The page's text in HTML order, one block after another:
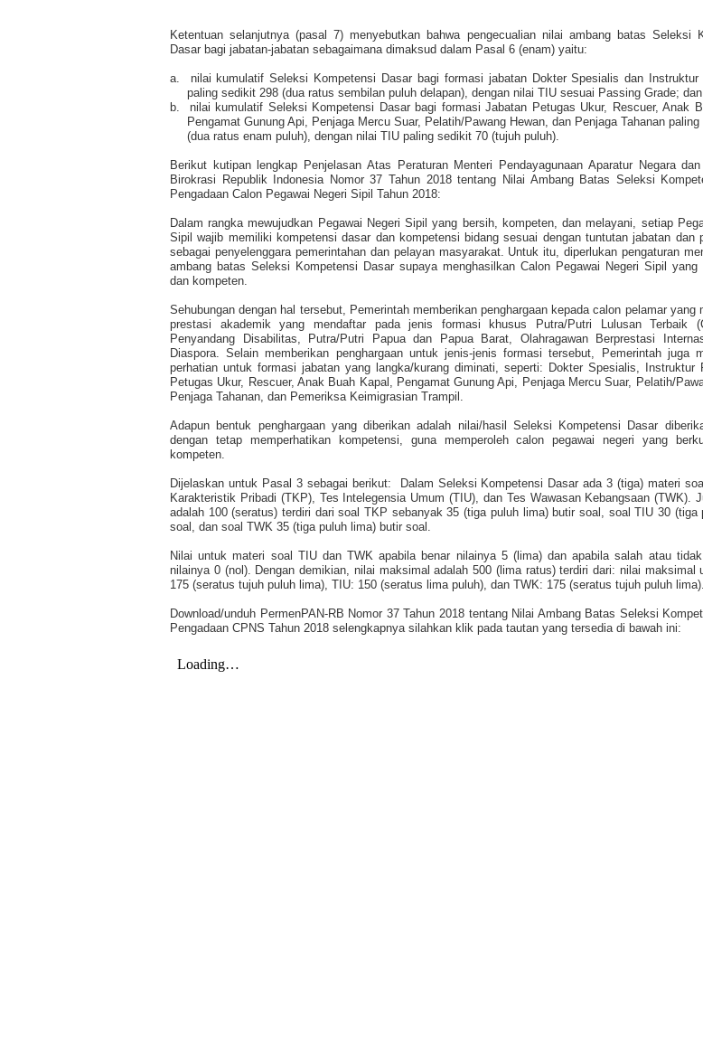
Ketentuan selanjutnya (pasal 7) menyebutkan bahwa pengecualian nilai ambang batas Seleksi
Dasar bagi jabatan-jabatan sebagaimana dimaksud dalam Pasal 6 (enam) yaitu:
a.
nilai kumulatif Seleksi Kompetensi Dasar bagi formasi jabatan Dokter Spesialis dan Instruktur
paling sedikit 298 (dua ratus sembilan puluh delapan), dengan nilai TIU sesuai Passing Grade; dan
b.
nilai kumulatif Seleksi Kompetensi Dasar bagi formasi Jabatan Petugas Ukur, Rescuer, Anak
Pengamat Gunung Api, Penjaga Mercu Suar, Pelatih/Pawang Hewan, dan Penjaga Tahanan
(dua ratus enam puluh), dengan nilai TIU paling sedikit 70 (tujuh puluh).
Berikut kutipan lengkap Penjelasan Atas Peraturan Menteri Pendayagunaan Aparatur Negara
Birokrasi Republik Indonesia Nomor 37 Tahun 2018 tentang Nilai Ambang Batas Seleksi
Pengadaan Calon Pegawai Negeri Sipil Tahun 2018:
Dalam rangka mewujudkan Pegawai Negeri Sipil yang bersih, kompeten, dan melayani, setiap
Sipil wajib memiliki kompetensi dasar dan kompetensi bidang sesuai dengan tuntutan jabatan dan
sebagai penyelenggara pemerintahan dan pelayan masyarakat. Untuk itu, diperlukan pengaturan
ambang batas Seleksi Kompetensi Dasar supaya menghasilkan Calon Pegawai Negeri Sipil yang
dan kompeten.
Sehubungan dengan hal tersebut, Pemerintah memberikan penghargaan kepada calon pelamar yang
prestasi akademik yang mendaftar pada jenis formasi khusus Putra/Putri Lulusan Terbaik
Penyandang Disabilitas, Putra/Putri Papua dan Papua Barat, Olahragawan Berprestasi
Diaspora. Selain memberikan penghargaan untuk jenis-jenis formasi tersebut, Pemerintah juga
perhatian untuk formasi jabatan yang langka/kurang diminati, seperti: Dokter Spesialis, Instruktur
Petugas Ukur, Rescuer, Anak Buah Kapal, Pengamat Gunung Api, Penjaga Mercu Suar, Pelatih/
Penjaga Tahanan, dan Pemeriksa Keimigrasian Trampil.
Adapun bentuk penghargaan yang diberikan adalah nilai/hasil Seleksi Kompetensi Dasar
dengan tetap memperhatikan kompetensi, guna memperoleh calon pegawai negeri yang
kompeten.
Dijelaskan untuk Pasal 3 sebagai berikut:
Dalam Seleksi Kompetensi Dasar ada 3 (tiga) materi
Karakteristik Pribadi (TKP), Tes Intelegensia Umum (TIU), dan Tes Wawasan Kebangsaan (TWK).
adalah 100 (seratus) terdiri dari soal TKP sebanyak 35 (tiga puluh lima) butir soal, soal TIU 30 (tiga
soal, dan soal TWK 35 (tiga puluh lima) butir soal.
Nilai untuk materi soal TIU dan TWK apabila benar nilainya 5 (lima) dan apabila salah atau
nilainya 0 (nol). Dengan demikian, nilai maksimal adalah 500 (lima ratus) terdiri dari: nilai maksimal
175 (seratus tujuh puluh lima), TIU: 150 (seratus lima puluh), dan TWK: 175 (seratus tujuh puluh lima).
Download/unduh PermenPAN-RB Nomor 37 Tahun 2018 tentang Nilai Ambang Batas Seleksi
Pengadaan CPNS Tahun 2018 selengkapnya silahkan klik pada tautan yang tersedia di bawah ini: